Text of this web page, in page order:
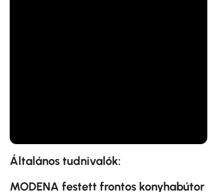
Általános tudnivalók:
MODENA festett frontos konyhabútor